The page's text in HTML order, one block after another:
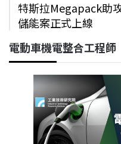
特斯拉Megapack助
儲能案正式上線
電動車機電整合工程師